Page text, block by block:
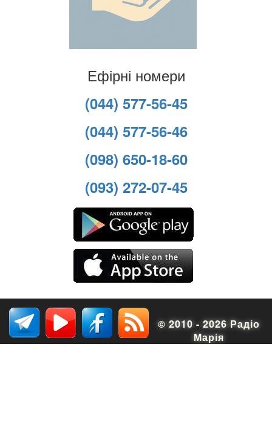
Ефірні номери
(044) 577-56-45
(044) 577-56-46
(098) 650-18-60
(093) 272-07-45
© 2010 - 2026 Радіо
Марія